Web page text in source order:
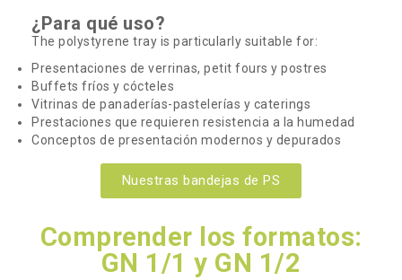
¿Para qué uso?
The polystyrene tray is particularly suitable for:
Presentaciones de verrinas, petit fours y postres
Buffets fríos y cócteles
Vitrinas de panaderías-pastelerías y caterings
Prestaciones que requieren resistencia a la humedad
Conceptos de presentación modernos y depurados
Nuestras bandejas de PS
Comprender los formatos:
GN 1/1 y GN 1/2